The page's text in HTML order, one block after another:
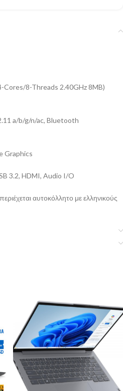
8-Threads 2.40GHz 8MB)
a/b/g/n/ac, Bluetooth
Graphics
3.2, HDMI, Audio I/O
αυτοκόλλητο με ελληνικούς